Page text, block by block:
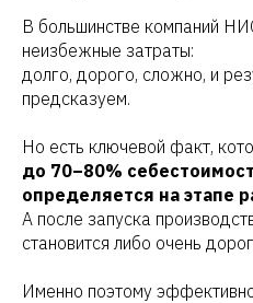
В большинстве компаний
неизбежные затраты:
долго, дорого, сложно, и
предсказуем.
Но есть ключевой факт,
до 70–80%
определяется на этапе
А после запуска
становится либо очень
Именно поэтому